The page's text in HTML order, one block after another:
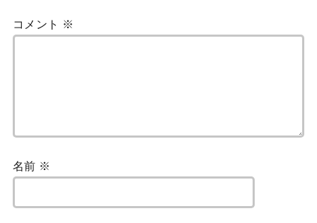
コメント ※
名前 ※